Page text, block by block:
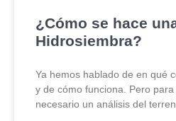
¿Cómo se hace
Hidrosiembra?
Ya hemos hablado de en qué
y de cómo funciona. Pero
necesario un análisis del